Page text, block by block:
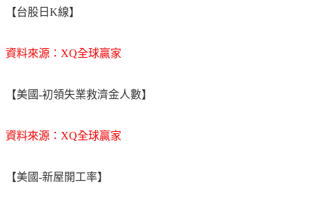
【台股日K線】
資料來源：XQ全球贏家
【美國-初領失業救濟金人數】
資料來源：XQ全球贏家
【美國-新屋開工率】